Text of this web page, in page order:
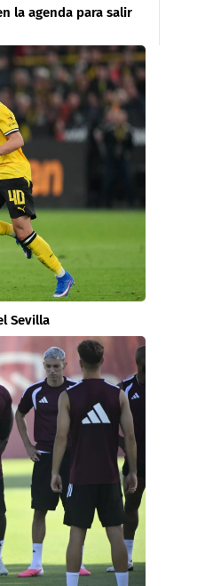
la agenda para salir
Sevilla